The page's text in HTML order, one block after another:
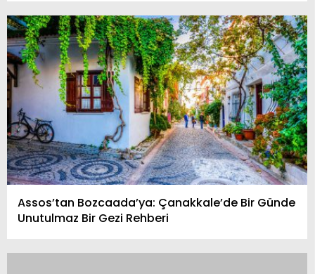
Assos’tan Bozcaada’ya: Çanakkale’de Bir Günde
Unutulmaz Bir Gezi Rehberi